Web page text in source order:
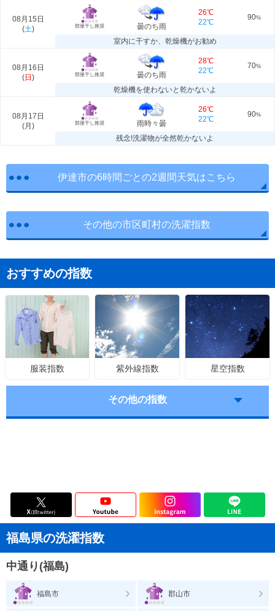
08月15日
(土) 部屋干し推奨 曇のち雨
26℃
22℃
90%
室内に干すか、乾燥機がお勧め
08月16日
(日 ) 部屋干し推奨 曇のち雨
28℃
22℃
70%
乾燥機を使わないと乾かないよ
08月17日
(月 ) 部屋干し推奨 雨時々曇
26℃
22℃
90%
残念!洗濯物が全然乾かないよ
伊達市の6時間ごとの2週間天気はこちら
その他の市区町村の洗濯指数
おすすめの指数
服装指数 紫外線指数 星空指数
その他の指数
福島県の洗濯指数
中通り(福島)
福島市 郡山市